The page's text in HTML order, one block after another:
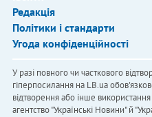
Редакція
Політики і стандарти
Угода конфіденційності
У разі повного чи часткового
гіперпосилання на LB.ua
відтворення або інше
агентство "Українськi Новини" й